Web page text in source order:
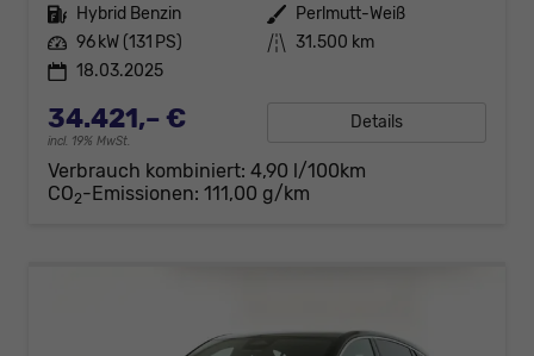
Kraftstoff Hybrid Benzin Außenfarbe Perlmutt-Weiß
Leistung 96 kW (131 PS) Kilometerstand 31.500 km
18.03.2025
34.421,– €
incl. 19% MwSt.
Details
Verbrauch kombiniert: 4,90 l/100km
CO2-Emissionen: 111,00 g/km